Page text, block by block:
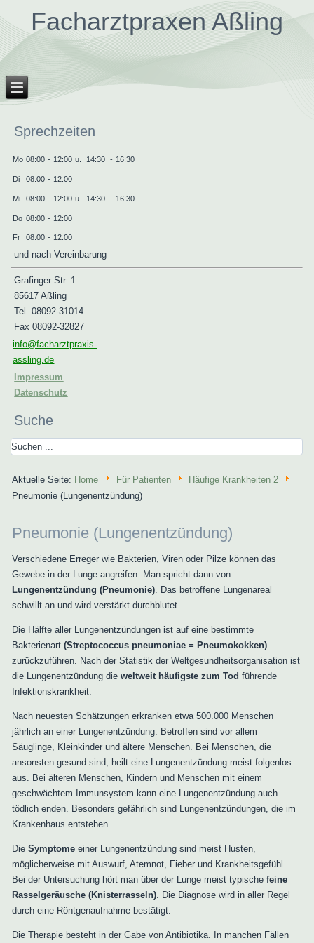
Facharztpraxen Aßling
Sprechzeiten
Mo 08:00 - 12:00 u. 14:30 - 16:30
Di 08:00 - 12:00
Mi 08:00 - 12:00 u. 14:30 - 16:30
Do 08:00 - 12:00
Fr 08:00 - 12:00
und nach Vereinbarung
Grafinger Str. 1
85617 Aßling
Tel. 08092-31014
Fax 08092-32827
info@facharztpraxis-
assling.de
Impressum
Datenschutz
Suche
Aktuelle Seite: Home Für Patienten
Häufige Krankheiten 2
Pneumonie (Lungenentzündung)
Pneumonie (Lungenentzündung)
Verschiedene Erreger wie Bakterien, Viren oder Pilze können das
Gewebe in der Lunge angreifen. Man spricht dann von
Lungenentzündung (Pneumonie) . Das betroffene Lungenareal
schwillt an und wird verstärkt durchblutet.
Die Hälfte aller Lungenentzündungen ist auf eine bestimmte
Bakterienart(Streptococcus pneumoniae = Pneumokokken)
zurückzuführen. Nach der Statistik der Weltgesundheitsorganisation ist
die Lungenentzündung dieweltweit häufigste zum Tod führende
Infektionskrankheit.
Nach neuesten Schätzungen erkranken etwa 500.000 Menschen
jährlich an einer Lungenentzündung. Betroffen sind vor allem
Säuglinge, Kleinkinder und ältere Menschen. Bei Menschen, die
ansonsten gesund sind, heilt eine Lungenentzündung meist folgenlos
aus. Bei älteren Menschen, Kindern und Menschen mit einem
geschwächtem Immunsystem kann eine Lungenentzündung auch
tödlich enden. Besonders gefährlich sind Lungenentzündungen, die im
Krankenhaus entstehen.
DieSymptome einer Lungenentzündung sind meist Husten,
möglicherweise mit Auswurf, Atemnot, Fieber und Krankheitsgefühl.
Bei der Untersuchung hört man über der Lunge meist typischefeine
Rasselgeräusche (Knisterrasseln) . Die Diagnose wird in aller Regel
durch eine Röntgenaufnahme bestätigt.
Die Therapie besteht in der Gabe von Antibiotika. In manchen Fällen